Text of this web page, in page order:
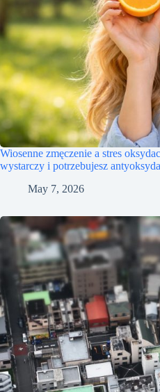
Wiosenne zmęczenie a stres
wystarczy i potrzebujesz
May 7, 2026